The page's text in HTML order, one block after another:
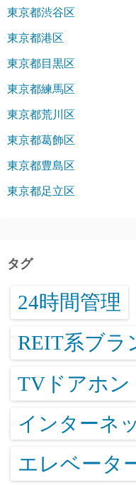
東京都渋谷区
東京都港区
東京都目黒区
東京都練馬区
東京都荒川区
東京都葛飾区
東京都豊島区
東京都足立区
タグ
24時間管理
REIT系ブラ
TVドアホン
インターネ
エレベータ